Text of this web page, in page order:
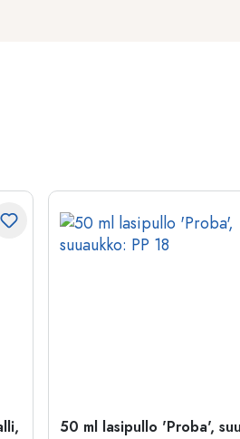
50 ml lasipullo 'Proba',